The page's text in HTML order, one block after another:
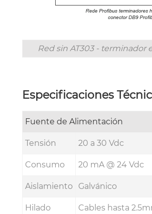
Red sin AT303 - terminador
Especificaciones
Fuente de Alimentación
Tensión 20 a 30 Vdc
Consumo 20 mA @ 24 Vdc
Aislamiento Galvánico
Hilado Cables hasta